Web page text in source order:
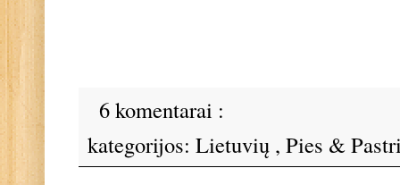
6 komentarai :
kategorijos: Lietuvių , Pies &